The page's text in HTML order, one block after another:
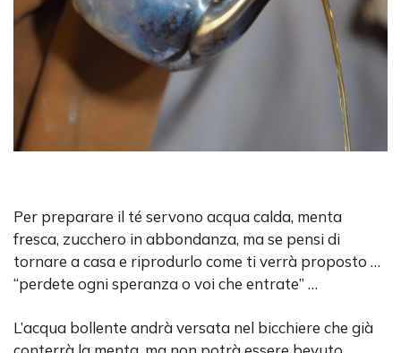
Per preparare il té servono acqua calda, menta
fresca, zucchero in abbondanza, ma se pensi di
tornare a casa e riprodurlo come ti verrà proposto …
“perdete ogni speranza o voi che entrate” …
L’acqua bollente andrà versata nel bicchiere che già